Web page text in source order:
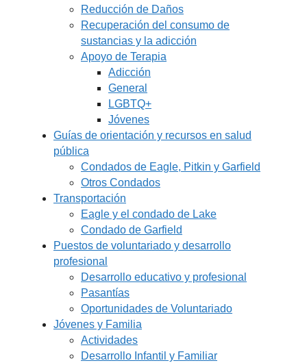
Reducción de Daños
Recuperación del consumo de
sustancias y la adicción
Apoyo de Terapia
Adicción
General
LGBTQ+
Jóvenes
Guías de orientación y recursos en salud
pública
Condados de Eagle, Pitkin y Garfield
Otros Condados
Transportación
Eagle y el condado de Lake
Condado de Garfield
Puestos de voluntariado y desarrollo
profesional
Desarrollo educativo y profesional
Pasantías
Oportunidades de Voluntariado
Jóvenes y Familia
Actividades
Desarrollo Infantil y Familiar